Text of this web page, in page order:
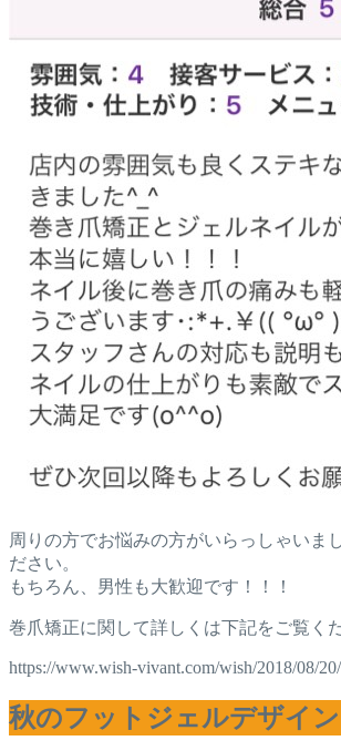
周りの方でお悩みの方がいらっしゃいま
ださい。
もちろん、男性も大歓迎です！！！
巻爪矯正に関して詳しくは下記をご覧く
https://www.wish-vivant.com/wish/2018/08/
秋のフットジェルデザイン